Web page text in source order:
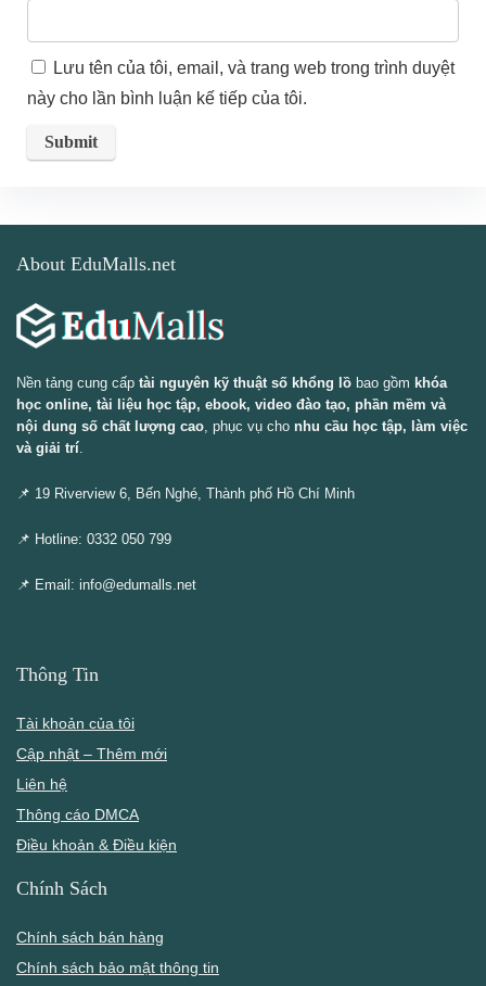
Lưu tên của tôi, email, và trang web trong trình duyệt
này cho lần bình luận kế tiếp của tôi.
About EduMalls.net
Nền tảng cung cấp tài nguyên kỹ thuật số khổng lồ bao gồm khóa
học online, tài liệu học tập, ebook, video đào tạo, phần mềm và
nội dung số chất lượng cao , phục vụ cho nhu cầu học tập, làm việc
và giải trí
📌 19 Riverview 6, Bến Nghé, Thành phố Hồ Chí Minh
📌 Hotline: 0332 050 799
📌 Email: info@edumalls.net
Thông Tin
Tài khoản của tôi
Cập nhật – Thêm mới
Liên hệ
Thông cáo DMCA
Điều khoản & Điều kiện
Chính Sách
Chính sách bán hàng
Chính sách bảo mật thông tin